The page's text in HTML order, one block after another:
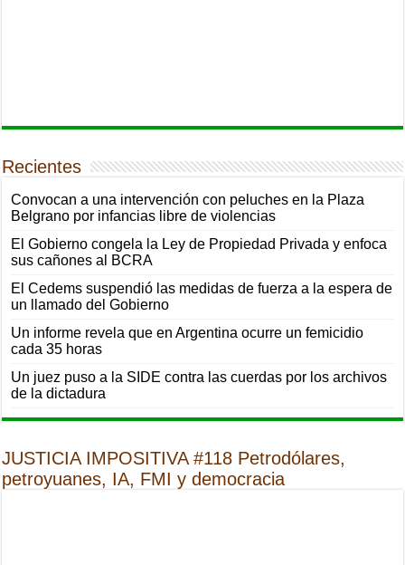
Recientes
Convocan a una intervención con peluches en la Plaza
Belgrano por infancias libre de violencias
El Gobierno congela la Ley de Propiedad Privada y enfoca
sus cañones al BCRA
El Cedems suspendió las medidas de fuerza a la espera de
un llamado del Gobierno
Un informe revela que en Argentina ocurre un femicidio
cada 35 horas
Un juez puso a la SIDE contra las cuerdas por los archivos
de la dictadura
JUSTICIA IMPOSITIVA #118 Petrodólares,
petroyuanes, IA, FMI y democracia